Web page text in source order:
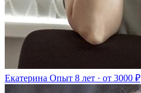
Екатерина Опыт 8 лет · от 3000 ₽